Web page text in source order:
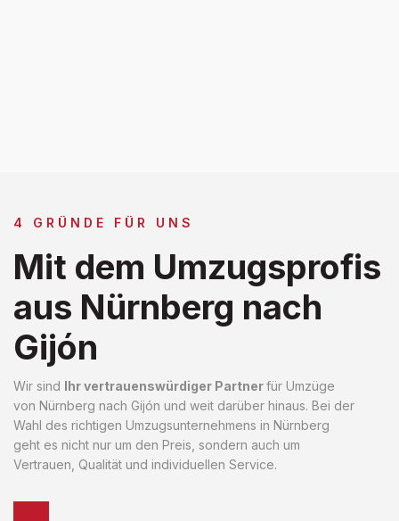
4 GRÜNDE FÜR UNS
Mit dem Umzugsprofis
aus Nürnberg nach
Gijón
Wir sind Ihr vertrauenswürdiger Partnerfür Umzüge
von Nürnberg nach Gijón und weit darüber hinaus. Bei der
Wahl des richtigen Umzugsunternehmens in Nürnberg
geht es nicht nur um den Preis, sondern auch um
Vertrauen, Qualität und individuellen Service.